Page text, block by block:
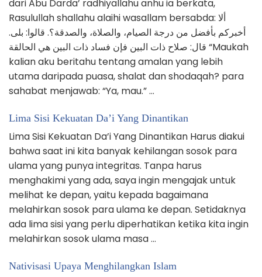
dari Abu Darda’ radhiyallahu anhu ia berkata,
Rasulullah shallahu alaihi wasallam bersabda: ألا
أخبركم بأفضل من درجة الصيام، والصلاة، والصدقة؟. قالوا: بلى.
قال: صلاح ذات البين فإن فساد ذات البين هي الحالقة “Maukah
kalian aku beritahu tentang amalan yang lebih
utama daripada puasa, shalat dan shodaqah? para
sahabat menjawab: “Ya, mau.” …
Lima Sisi Kekuatan Da’i Yang Dinantikan
Lima Sisi Kekuatan Da’i Yang Dinantikan Harus diakui
bahwa saat ini kita banyak kehilangan sosok para
ulama yang punya integritas. Tanpa harus
menghakimi yang ada, saya ingin mengajak untuk
melihat ke depan, yaitu kepada bagaimana
melahirkan sosok para ulama ke depan. Setidaknya
ada lima sisi yang perlu diperhatikan ketika kita ingin
melahirkan sosok ulama masa …
Nativisasi Upaya Menghilangkan Islam